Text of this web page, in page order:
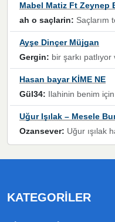
Mabel Matiz Ft Zeynep
ah o saçlarin: Saçlarım tel tel beyazlıyor beyazlagına degil yanımda
Ayşe Dinçer Müjgan
Gergin: bir şarkı patlıyor ve o şarkıyı millet her paylaşımın altına koyuyor ve öyle bir durum hal alıyor ki şarkıyı
Hasan bayar KİME NE
Gül34: Ilahinin benim için çok özel bir yeri var İlk çıktığında komşum ne kadar yüksek sesle dinliyorsa orada duymuştum ve YouTube'dan aratıp
Uğur Işılak – Mesele
Ozansever: Uğur ışılak hayrani olarak eski yeni tüm eserlerini keyifle
KATEGORILER